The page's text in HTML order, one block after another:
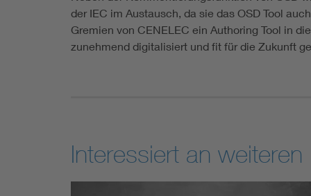
der IEC im Austausch, da sie das OSD Tool
Gremien von CENELEC ein Authoring Tool in
zunehmend digitalisiert und fit für die Zukunft
Interessiert an